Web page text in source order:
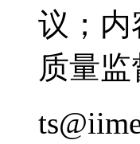
议；内
质量监